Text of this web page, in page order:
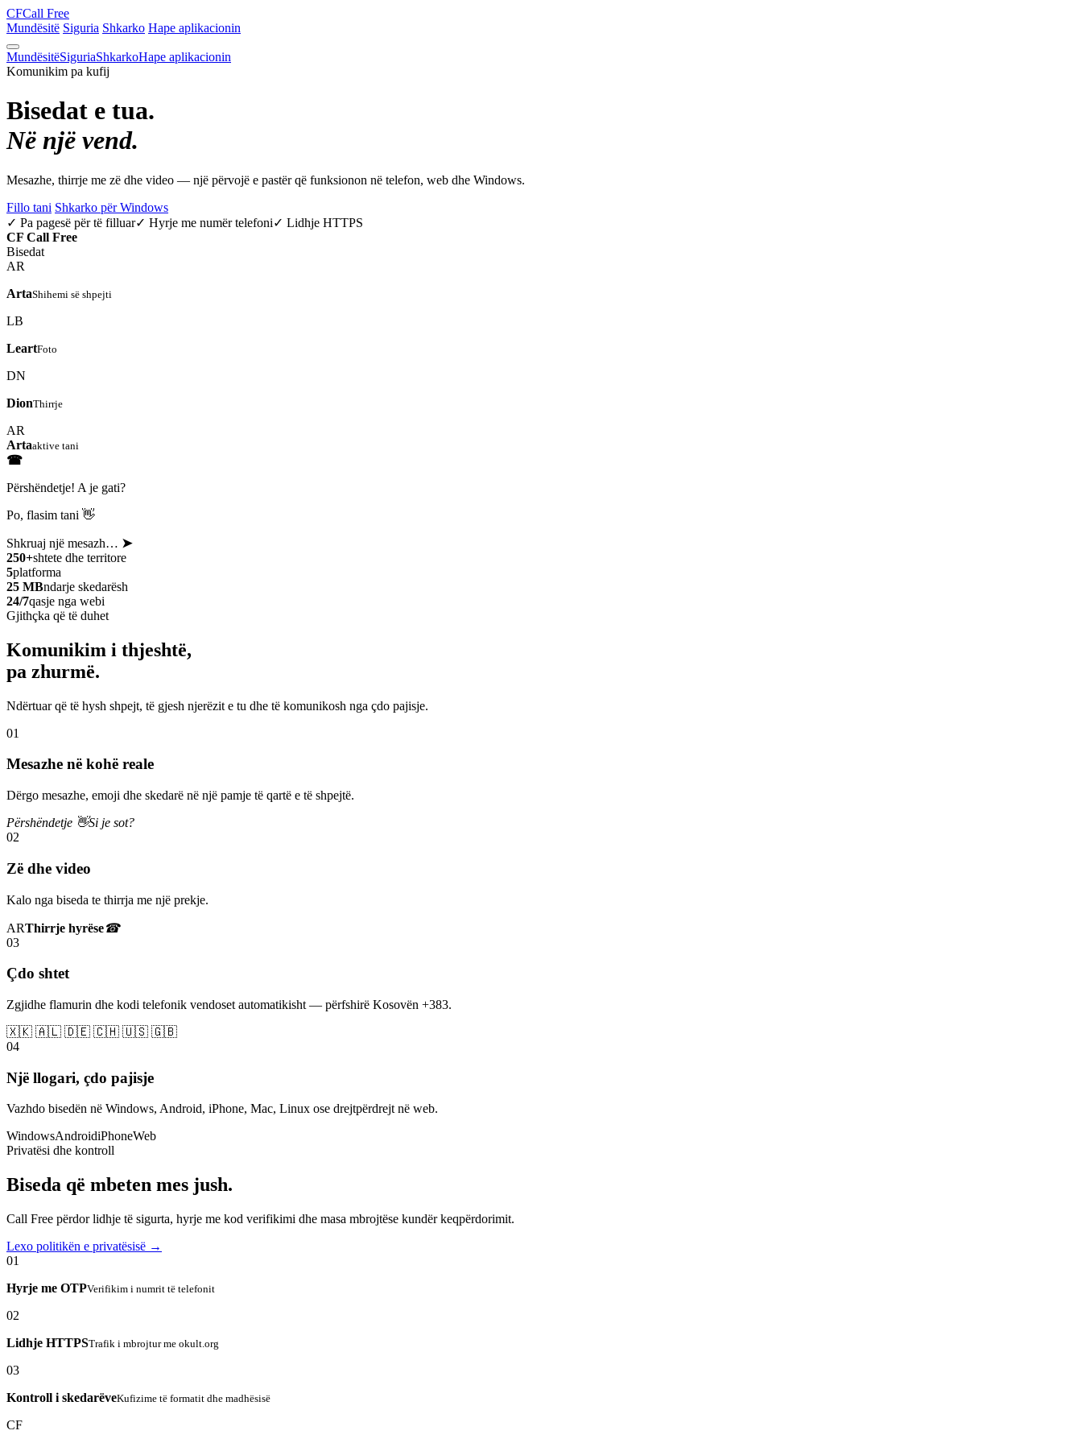
CFCall Free
Mundësitë Siguria Shkarko Hape aplikacionin
MundësitëSiguriaShkarkoHape aplikacionin
Komunikim pa kufij
Bisedat e tua.
Në një vend.
Mesazhe, thirrje me zë dhe video — një përvojë e pastër që funksionon në telefon, web dhe Windows.
Fillo tani Shkarko për Windows
✓ Pa pagesë për të filluar✓ Hyrje me numër telefoni✓ Lidhje HTTPS
CF Call Free
Bisedat
AR
ArtaShihemi së shpejti
LB
LeartFoto
DN
DionThirrje
AR
Artaaktive tani
☎
Përshëndetje! A je gati?
Po, flasim tani 👋
Shkruaj një mesazh… ➤
250+shtete dhe territore
5platforma
25 MBndarje skedarësh
24/7qasje nga webi
Gjithçka që të duhet
Komunikim i thjeshtë,
pa zhurmë.
Ndërtuar që të hysh shpejt, të gjesh njerëzit e tu dhe të komunikosh nga çdo pajisje.
01
Mesazhe në kohë reale
Dërgo mesazhe, emoji dhe skedarë në një pamje të qartë e të shpejtë.
Përshëndetje 👋Si je sot?
02
Zë dhe video
Kalo nga biseda te thirrja me një prekje.
ARThirrje hyrëse☎
03
Çdo shtet
Zgjidhe flamurin dhe kodi telefonik vendoset automatikisht — përfshirë Kosovën +383.
🇽🇰 🇦🇱 🇩🇪 🇨🇭 🇺🇸 🇬🇧
04
Një llogari, çdo pajisje
Vazhdo bisedën në Windows, Android, iPhone, Mac, Linux ose drejtpërdrejt në web.
WindowsAndroidiPhoneWeb
Privatësi dhe kontroll
Biseda që mbeten mes jush.
Call Free përdor lidhje të sigurta, hyrje me kod verifikimi dhe masa mbrojtëse kundër keqpërdorimit.
Lexo politikën e privatësisë →
01
Hyrje me OTPVerifikim i numrit të telefonit
02
Lidhje HTTPSTrafik i mbrojtur me okult.org
03
Kontroll i skedarëveKufizime të formatit dhe madhësisë
CF